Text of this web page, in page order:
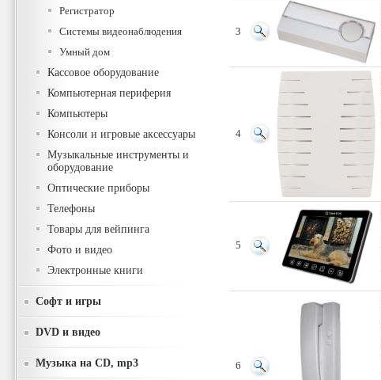
Регистратор
Системы видеонаблюдения
Умный дом
Кассовое оборудование
Компьютерная периферия
Компьютеры
Консоли и игровые аксессуары
Музыкальные инструменты и
оборудование
Оптические приборы
Телефоны
Товары для вейпинга
Фото и видео
Электронные книги
Софт и игры
DVD и видео
Музыка на CD, mp3
3
4
5
6